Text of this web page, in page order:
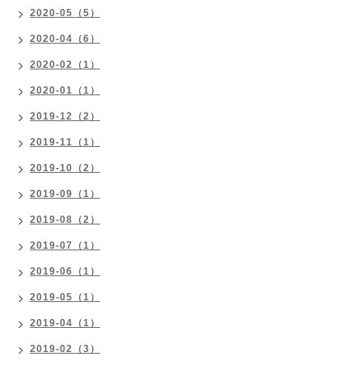
2020-05（5）
2020-04（6）
2020-02（1）
2020-01（1）
2019-12（2）
2019-11（1）
2019-10（2）
2019-09（1）
2019-08（2）
2019-07（1）
2019-06（1）
2019-05（1）
2019-04（1）
2019-02（3）